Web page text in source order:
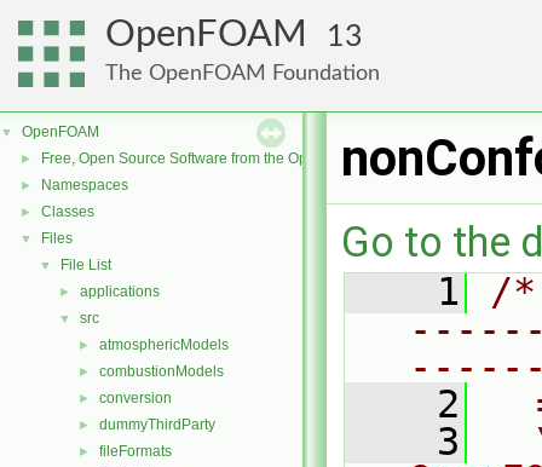
OpenFOAM 13
The OpenFOAM Foundation
▼ OpenFOAM
► Free, Open Source Software from the OpenFOAM Foundation
► Namespaces
► Classes
▼ Files
▼ File List
► applications
▼ src
► atmosphericModels
► combustionModels
► conversion
► dummyThirdParty
► fileFormats
Go to the
    1
/
    2
    3